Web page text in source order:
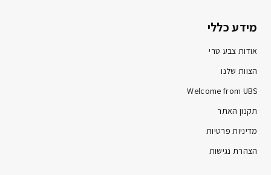
מידע כללי
אודות צבע טרי
הצוות שלנו
Welcome from UBS
תקנון האתר
מדיניות פרטיות
הצהרת נגישות